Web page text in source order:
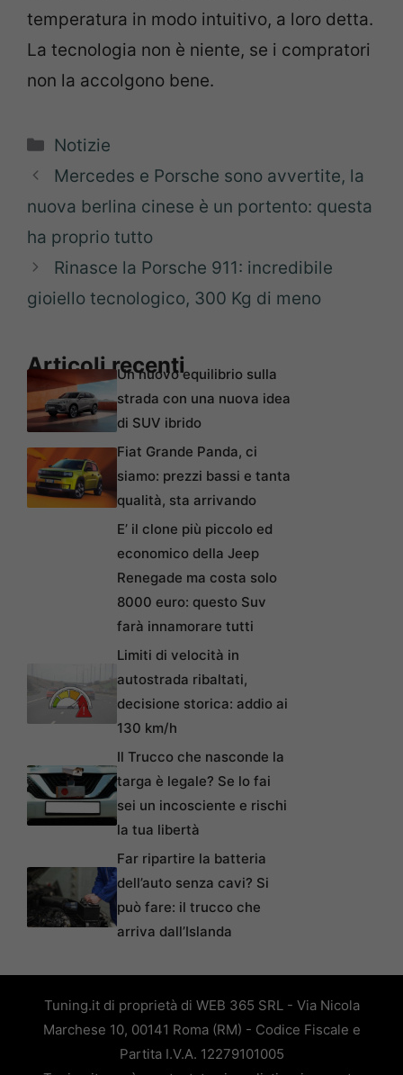
temperatura in modo intuitivo, a loro detta.
La tecnologia non è niente, se i compratori
non la accolgono bene.
Categorie
Notizie
Mercedes e Porsche sono avvertite, la
nuova berlina cinese è un portento: questa
ha proprio tutto
Rinasce la Porsche 911: incredibile
gioiello tecnologico, 300 Kg di meno
Articoli recentiUn nuovo equilibrio sulla
strada con una nuova idea
di SUV ibrido
Fiat Grande Panda, ci
siamo: prezzi bassi e tanta
qualità, sta arrivando
E’ il clone più piccolo ed
economico della Jeep
Renegade ma costa solo
8000 euro: questo Suv
farà innamorare tutti
Limiti di velocità in
autostrada ribaltati,
decisione storica: addio ai
130 km/h
Il Trucco che nasconde la
targa è legale? Se lo fai
sei un incosciente e rischi
la tua libertà
Far ripartire la batteria
dell’auto senza cavi? Si
può fare: il trucco che
arriva dall’Islanda
Tuning.it di proprietà di WEB 365 SRL - Via Nicola
Marchese 10, 00141 Roma (RM) - Codice Fiscale e
Partita I.V.A. 12279101005